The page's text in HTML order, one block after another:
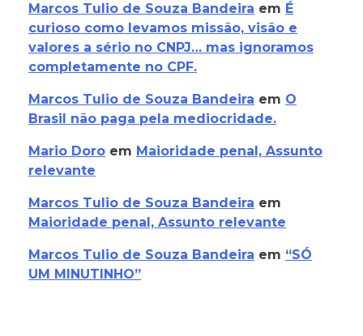
Marcos Tulio de Souza Bandeira em É
curioso como levamos missão, visão e
valores a sério no CNPJ… mas ignoramos
completamente no CPF.
Marcos Tulio de Souza Bandeira em O
Brasil não paga pela mediocridade.
Mario Doro em Maioridade penal, Assunto
relevante
Marcos Tulio de Souza Bandeira em
Maioridade penal, Assunto relevante
Marcos Tulio de Souza Bandeira em “SÓ
UM MINUTINHO”